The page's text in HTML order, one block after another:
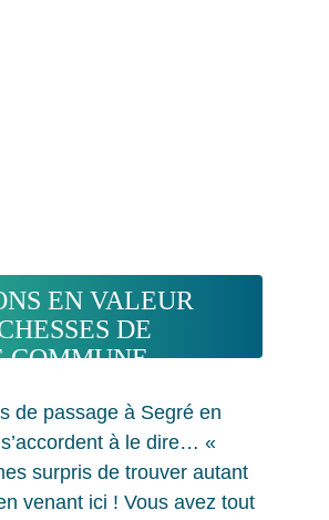
EN VALEUR
DE
COMMUNE
de passage à Segré en
à le dire… «
surpris de trouver autant
venant ici ! Vous avez tout